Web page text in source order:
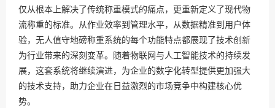
仅从根本上解决了传统称重模式的痛点，更重新定义了现代物
流称重的标准。从作业效率到管理水平，从数据精准到用户体
验，无人值守地磅称重系统的每个功能特点都展现了技术创新
为行业带来的深刻变革。随着物联网与人工智能技术的持续发
展，这套系统将继续演进，为企业的数字化转型提供更加强大
的技术支持，助力企业在日益激烈的市场竞争中构建核心优
势。